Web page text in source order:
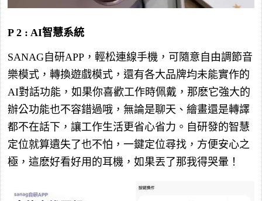
P 2 : AI智慧系統
SANAG自研APP，輕松連線手機，可隨意自由調節音
樂模式，轉換遊戲模式，還有各大品牌均未能實作的
AI對話功能，如果你喜歡工作時佩戴，那麽它強大的
辦公功能也不容錯過哦，無論是聊天、繪畫還是轉譯
都不在話下，讓工作生活更省心省力。自研發的智慧
定位就算遺失了也不怕，一鍵定位尋找，方便安心之
極，這麽好看好用的耳機，如果丟了那我得哭暈！